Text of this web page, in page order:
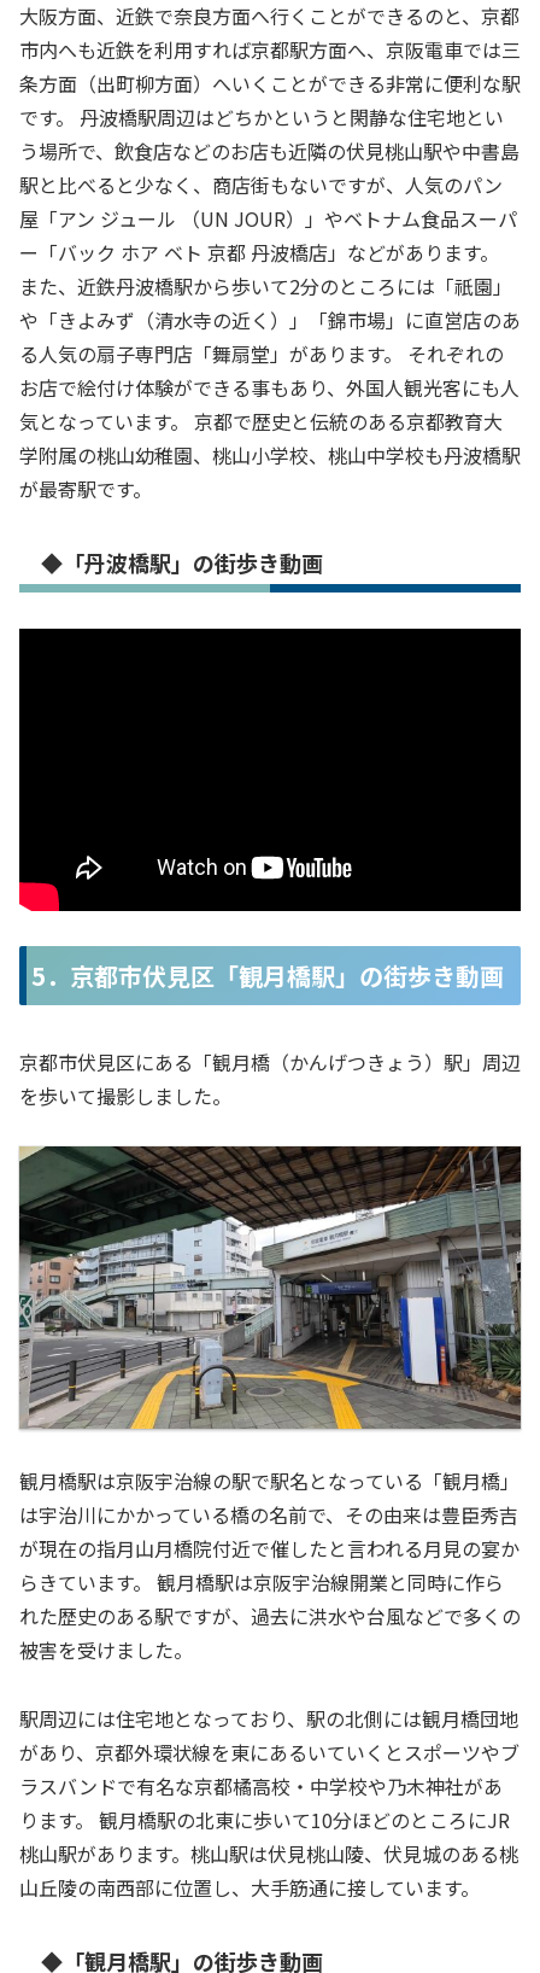
大阪方面、近鉄で奈良方面へ行くことができるのと、京都
市内へも近鉄を利用すれば京都駅方面へ、京阪電車では三
条方面（出町柳方面）へいくことができる非常に便利な駅
です。 丹波橋駅周辺はどちかというと閑静な住宅地とい
う場所で、飲食店などのお店も近隣の伏見桃山駅や中書島
駅と比べると少なく、商店街もないですが、人気のパン
屋「アン ジュール （UN JOUR）」やベトナム食品スーパ
ー「バック ホア ベト 京都 丹波橋店」などがあります。
また、近鉄丹波橋駅から歩いて2分のところには「祇園」
や「きよみず（清水寺の近く）」「錦市場」に直営店のあ
る人気の扇子専門店「舞扇堂」があります。 それぞれの
お店で絵付け体験ができる事もあり、外国人観光客にも人
気となっています。 京都で歴史と伝統のある京都教育大
学附属の桃山幼稚園、桃山小学校、桃山中学校も丹波橋駅
が最寄駅です。
◆「丹波橋駅」の街歩き動画
5．京都市伏見区「観月橋駅」の街歩き動画
京都市伏見区にある「観月橋（かんげつきょう）駅」周辺
を歩いて撮影しました。
観月橋駅は京阪宇治線の駅で駅名となっている「観月橋」
は宇治川にかかっている橋の名前で、その由来は豊臣秀吉
が現在の指月山月橋院付近で催したと言われる月見の宴か
らきています。 観月橋駅は京阪宇治線開業と同時に作ら
れた歴史のある駅ですが、過去に洪水や台風などで多くの
被害を受けました。
駅周辺には住宅地となっており、駅の北側には観月橋団地
があり、京都外環状線を東にあるいていくとスポーツやブ
ラスバンドで有名な京都橘高校・中学校や乃木神社があ
ります。 観月橋駅の北東に歩いて10分ほどのところにJR
桃山駅があります。桃山駅は伏見桃山陵、伏見城のある桃
山丘陵の南西部に位置し、大手筋通に接しています。
◆「観月橋駅」の街歩き動画